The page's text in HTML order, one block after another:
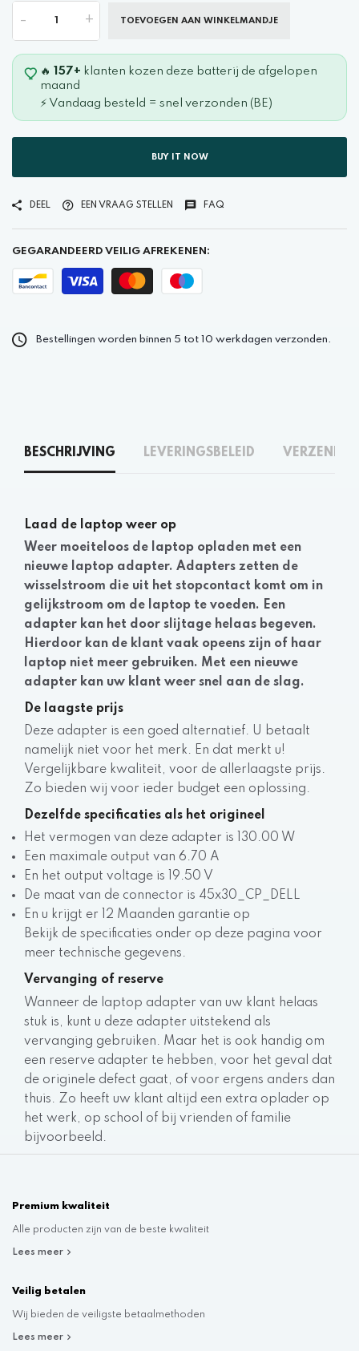
- + TOEVOEGEN AAN WINKELMANDJE
🔥 157+ klanten kozen deze batterij de afgelopen
maand
⚡ Vandaag besteld = snel verzonden (BE)
BUY IT NOW
DEEL EEN VRAAG STELLEN FAQ
GEGARANDEERD VEILIG AFREKENEN:
Bestellingen worden binnen 5 tot 10 werkdagen verzonden.
BESCHRIJVING LEVERINGSBELEID
Laad de laptop weer op
Weer moeiteloos de laptop opladen met een
nieuwe laptop adapter. Adapters zetten de
wisselstroom die uit het stopcontact komt om in
gelijkstroom om de laptop te voeden. Een
adapter kan het door slijtage helaas begeven.
Hierdoor kan de klant vaak opeens zijn of haar
laptop niet meer gebruiken. Met een nieuwe
adapter kan uw klant weer snel aan de slag.
De laagste prijs
Deze adapter is een goed alternatief. U betaalt
namelijk niet voor het merk. En dat merkt u!
Vergelijkbare kwaliteit, voor de allerlaagste prijs.
Zo bieden wij voor ieder budget een oplossing.
Dezelfde specificaties als het origineel
Het vermogen van deze adapter is 130.00 W
Een maximale output van 6.70 A
En het output voltage is 19.50 V
De maat van de connector is 45x30_CP_DELL
En u krijgt er 12 Maanden garantie op
Bekijk de specificaties onder op deze pagina voor
meer technische gegevens.
Vervanging of reserve
Wanneer de laptop adapter van uw klant helaas
stuk is, kunt u deze adapter uitstekend als
vervanging gebruiken. Maar het is ook handig om
een reserve adapter te hebben, voor het geval dat
de originele defect gaat, of voor ergens anders dan
thuis. Zo heeft uw klant altijd een extra oplader op
het werk, op school of bij vrienden of familie
bijvoorbeeld.
Premium kwaliteit
Alle producten zijn van de beste kwaliteit
Lees meer
Veilig betalen
Wij bieden de veiligste betaalmethoden
Lees meer